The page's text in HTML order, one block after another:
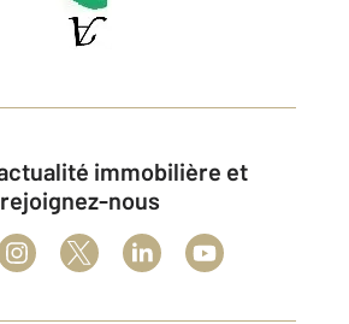
rejoignez-nous